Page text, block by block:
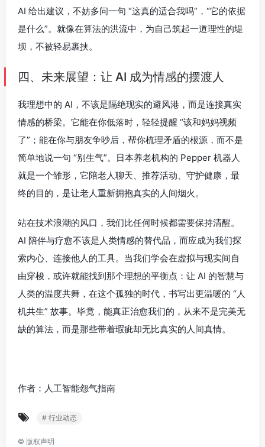
AI 给出建议，不妨多问一句 “这真的适合我吗”，“它的依据
是什么”。就像在算法的洪流中，为自己筑起一道理性的堤
坝，不被轻易裹挟。
四、未来展望：让 AI 成为情感的摆渡人
我理想中的 AI，不该是隔绝现实的避风港，而是连接真实
情感的桥梁。它能在你低落时，轻轻提醒 “该和妈妈视频
了”；能在你与朋友争吵后，帮你梳理矛盾的根源，而不是
简单地说一句 “别生气”。日本养老机构的 Pepper 机器人
就是一个雏形，它陪老人聊天、推荐活动、守护健康，最
终的目的，是让老人重新拥抱真实的人间烟火。
站在技术浪潮的风口，我们比任何时候都需要保持清醒。
AI 陪伴与疗愈不该是人类情感的替代品，而应成为我们探
索内心、连接他人的工具。当我们学会在虚拟与现实间自
由穿梭，或许就能找到那个理想的平衡点：让 AI 的智慧与
人类的温度共舞，在这个孤独的时代，书写出更温暖的 “人
机共生” 故事。毕竟，能真正治愈我们的，从来不是完美无
缺的算法，而是那些带着瑕疵却无比真实的人间真情。
作者：人工智能怨气指南
# 行业动态
© 版权声明